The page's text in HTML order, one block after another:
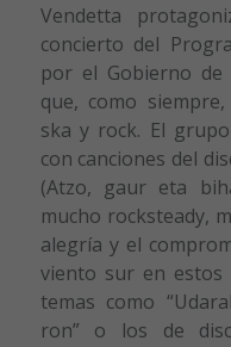
Vendetta
concierto del
por el Gobierno
que, como
ska y rock. El
con canciones del
(Atzo, gaur eta
mucho rocksteady,
alegría y el
viento sur en estos
temas como
ron” o los de